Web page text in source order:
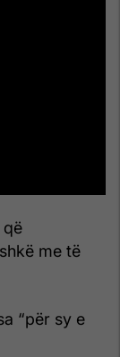
që
me të
“për sy e